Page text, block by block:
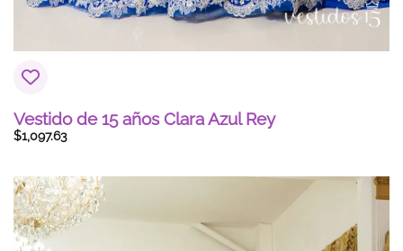
Vestido de 15 años Clara Azul Rey
$1,097.63